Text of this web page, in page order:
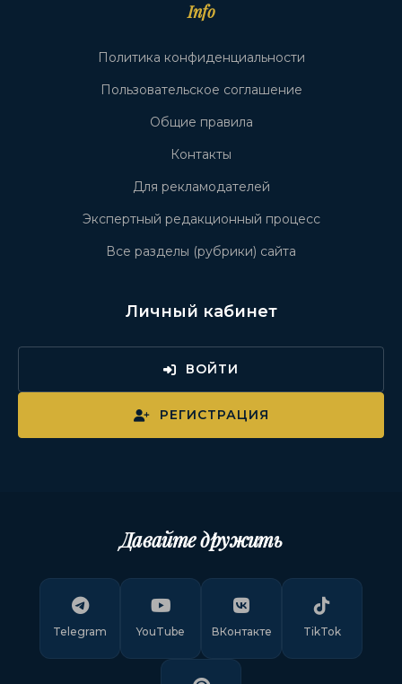
Info
Политика конфиденциальности
Пользовательское соглашение
Общие правила
Контакты
Для рекламодателей
Экспертный редакционный процесс
Все разделы (рубрики) сайта
Личный кабинет
ВОЙТИ
РЕГИСТРАЦИЯ
Давайте дружить
Telegram YouTube ВКонтакте TikTok